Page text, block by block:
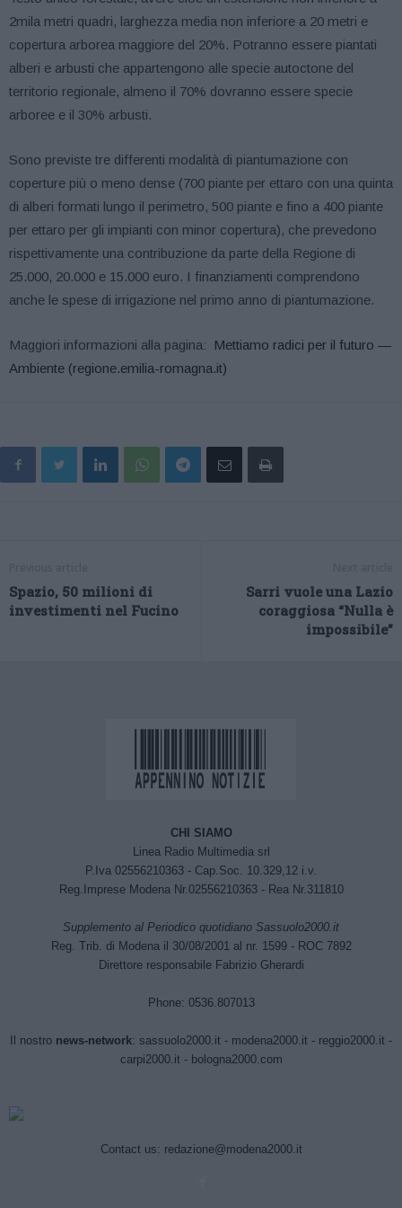
2mila metri quadri, larghezza media non inferiore a 20 metri e
copertura arborea maggiore del 20%. Potranno essere piantati
alberi e arbusti che appartengono alle specie autoctone del
territorio regionale, almeno il 70% dovranno essere specie
arboree e il 30% arbusti.
Sono previste tre differenti modalità di piantumazione con
coperture più o meno dense (700 piante per ettaro con una quinta
di alberi formati lungo il perimetro, 500 piante e fino a 400 piante
per ettaro per gli impianti con minor copertura), che prevedono
rispettivamente una contribuzione da parte della Regione di
25.000, 20.000 e 15.000 euro. I finanziamenti comprendono
anche le spese di irrigazione nel primo anno di piantumazione.
Maggiori informazioni alla pagina:
Mettiamo radici per il futuro —
Ambiente (regione.emilia-romagna.it)
Spazio, 50 milioni di
investimenti nel Fucino
Sarri vuole una Lazio
coraggiosa “Nulla è
impossibile”
CHI SIAMO
Linea Radio Multimedia srl
P.Iva 02556210363 - Cap.Soc. 10.329,12 i.v.
Reg.Imprese Modena Nr.02556210363 - Rea Nr.311810
Supplemento al Periodico quotidiano Sassuolo2000.it
Reg. Trib. di Modena il 30/08/2001 al nr. 1599 - ROC 7892
Direttore responsabile Fabrizio Gherardi
Phone: 0536.807013
Il nostro news-network: sassuolo2000.it - modena2000.it - reggio2000.it -
carpi2000.it- bologna2000.com
Contact us: redazione@modena2000.it